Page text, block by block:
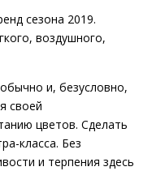
сезона 2019.
воздушного,
и, безусловно,
своей
цветов. Сделать
класса. Без
и терпения здесь